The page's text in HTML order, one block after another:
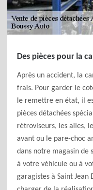
Des pièces pour la
Après un accident, la
frais. Pour garder le
le remettre en état, il
pièces détachées
rétroviseurs, les ailes,
avant ou le pare-choc
dans notre magasin de
à votre véhicule ou à
garagistes à Saint Jean